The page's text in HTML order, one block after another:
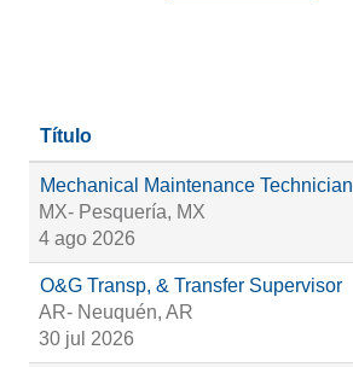
Título
Mechanical Maintenance Technician
MX- Pesquería, MX
4 ago 2026
O&G Transp, & Transfer Supervisor
AR- Neuquén, AR
30 jul 2026